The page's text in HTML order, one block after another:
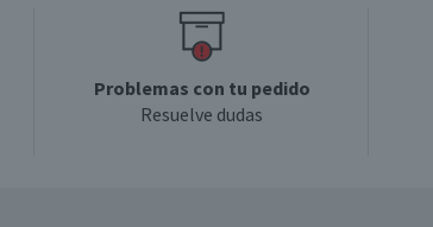
Problemas con tu pedido
Resuelve dudas